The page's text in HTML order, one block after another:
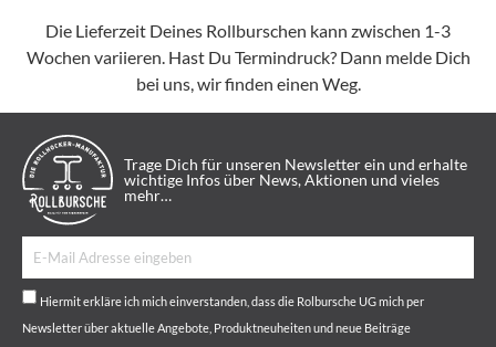
Die Lieferzeit Deines Rollburschen kann zwischen 1-3
Wochen variieren. Hast Du Termindruck? Dann melde Dich
bei uns, wir finden einen Weg.
Trage Dich für unseren Newsletter ein und erhalte
wichtige Infos über News, Aktionen und vieles
mehr…
Hiermit erkläre ich mich einverstanden, dass die Rolbursche UG mich per
Newsletter über aktuelle Angebote, Produktneuheiten und neue Beiträge